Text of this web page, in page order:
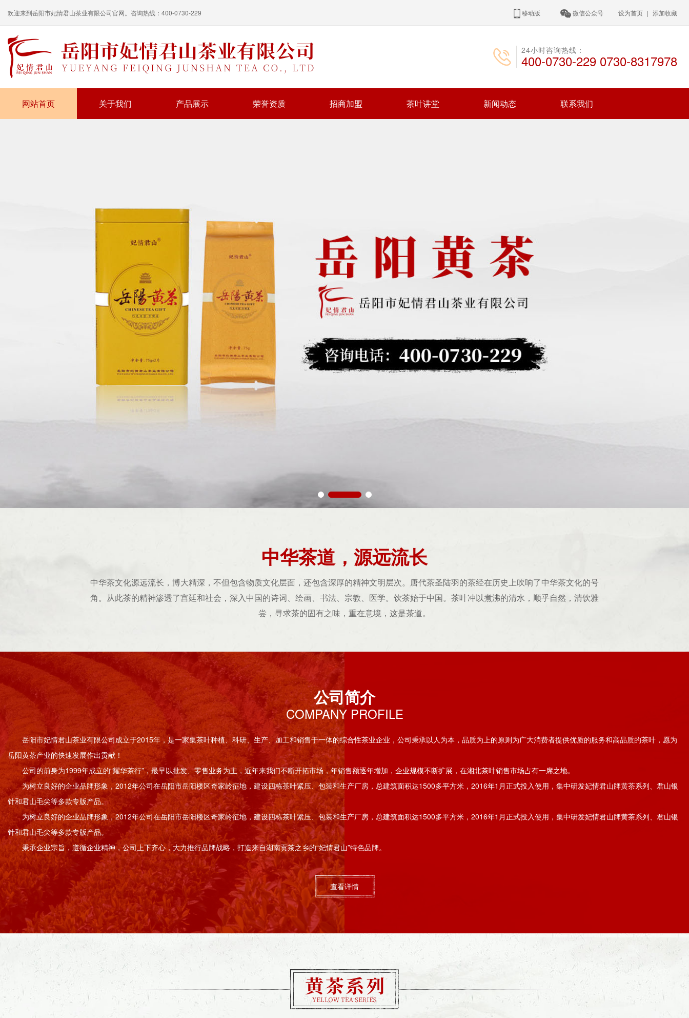
欢迎来到岳阳市妃情君山茶业有限公司官网。咨询热线：400-0730-229 移动版 微信公众号 设为首页 | 添加收藏
24小时咨询热线：
400-0730-229 0730-8317978
网站首页 关于我们 产品展示 荣誉资质 招商加盟 茶叶讲堂 新闻动态 联系我们
中华茶道，源远流长
中华茶文化源远流长，博大精深，不但包含物质文化层面，还包含深厚的精神文明层次。唐代茶圣陆羽的茶经在历史上吹响了中华茶文化的号
角。从此茶的精神渗透了宫廷和社会，深入中国的诗词、绘画、书法、宗教、医学。饮茶始于中国。茶叶冲以煮沸的清水，顺乎自然，清饮雅
尝，寻求茶的固有之味，重在意境，这是茶道。
公司简介
COMPANY PROFILE
岳阳市妃情君山茶业有限公司成立于2015年，是一家集茶叶种植、科研、生产、加工和销售于一体的综合性茶业企业，公司秉承以人为本，品质为上的原则为广大消费者提供优质的服务和高品质的茶叶，愿为
岳阳黄茶产业的快速发展作出贡献！
公司的前身为1999年成立的“耀华茶行”，最早以批发、零售业务为主，近年来我们不断开拓市场，年销售额逐年增加，企业规模不断扩展，在湘北茶叶销售市场占有一席之地。
为树立良好的企业品牌形象，2012年公司在岳阳市岳阳楼区奇家岭征地，建设四栋茶叶紧压、包装和生产厂房，总建筑面积达1500多平方米，2016年1月正式投入使用，集中研发妃情君山牌黄茶系列、君山银
针和君山毛尖等多款专版产品。
为树立良好的企业品牌形象，2012年公司在岳阳市岳阳楼区奇家岭征地，建设四栋茶叶紧压、包装和生产厂房，总建筑面积达1500多平方米，2016年1月正式投入使用，集中研发妃情君山牌黄茶系列、君山银
针和君山毛尖等多款专版产品。
秉承企业宗旨，遵循企业精神，公司上下齐心，大力推行品牌战略，打造来自湖南贡茶之乡的“妃情君山”特色品牌。
查看详情